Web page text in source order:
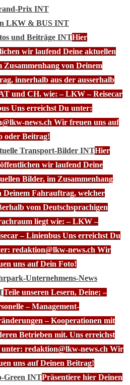
Prix INT
LKW & BUS INT
und Beiträge INTHier
wir laufend Deine aktuellen
Zusammenhang von Deinem
innerhalb aus der ausserhalb
und CH. wie: – LKW – Reisecar
Uns erreichst Du unter:
news.ch Wir freuen uns auf
oder Beitrag!
Transport-Bilder INTHier
wir laufend Deine
Bilder, im Zusammenhang
Deinem Fahrauftrag, welcher
vom Deutschsprachigen
liegt wie: – LKW –
– Linienbus Uns erreichst Du
redaktion@lkw-news.ch Wir
uns auf Dein Foto!
Unternehmens-News
Teile unseren Lesern, Deine; –
– Management-
– Kooperationen mit
Betrieben mit. Uns erreichst
redaktion@lkw-news.ch Wir
uns auf Deinen Beitrag!
Green INTPräsentiere hier Deinen